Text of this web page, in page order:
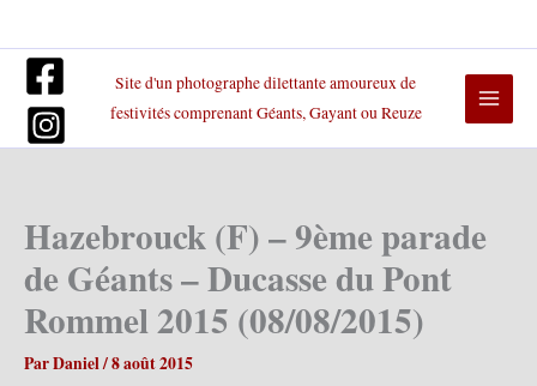
contenu
Site d'un photographe dilettante amoureux de
festivités comprenant Géants, Gayant ou Reuze
Hazebrouck (F) – 9ème parade
de Géants – Ducasse du Pont
Rommel 2015 (08/08/2015)
ParDaniel/8 août 2015